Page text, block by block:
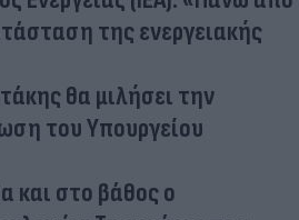
της ενεργειακής
θα μιλήσει την
του Υπουργείου
και στο βάθος ο